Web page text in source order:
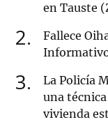
en Tauste
2
Fallece
3
La Policía
una
vivienda